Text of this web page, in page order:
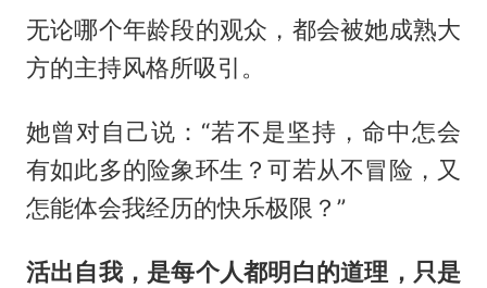
无论哪个年龄段的观众，都会被她成熟大
方的主持风格所吸引。
她曾对自己说：“若不是坚持，命中怎会
有如此多的险象环生？可若从不冒险，又
怎能体会我经历的快乐极限？”
活出自我，是每个人都明白的道理，只是